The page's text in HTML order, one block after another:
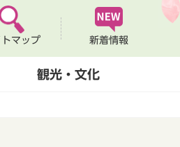
トマップ 新着情報
観光・文化